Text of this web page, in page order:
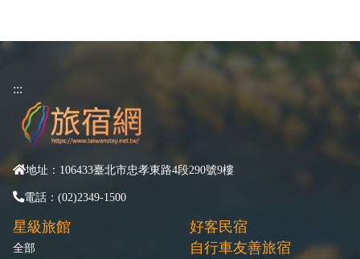
:::
地址：106433臺北市忠孝東路4段290號9樓
電話：(02)2349-1500
星級旅館
全部
好客民宿
自行車友善旅宿